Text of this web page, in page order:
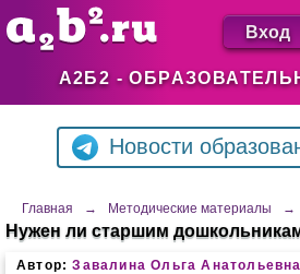
А2Б2 -
Вход
Новости
Главная → Методические материалы →
Нужен ли старшим
Автор: Завалина Ольга Анатольевна